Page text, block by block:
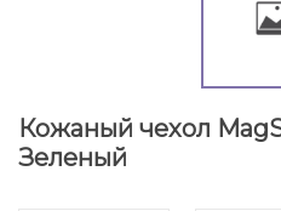
Кожаный чехол
Зеленый